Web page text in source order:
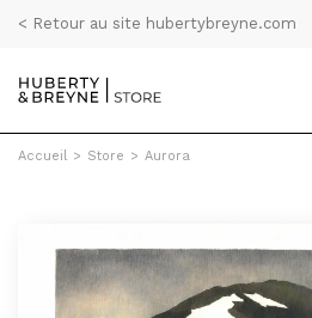
< Retour au site hubertybreyne.com
Accueil > Store > Aurora